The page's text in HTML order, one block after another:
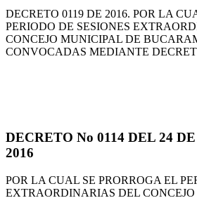
DECRETO 0119 DE 2016. POR LA
PERIODO DE SESIONES
CONCEJO MUNICIPAL DE
CONVOCADAS MEDIANTE
DECRETO No 0114 DEL 24
2016
POR LA CUAL SE PRORROGA EL
EXTRAORDINARIAS DEL